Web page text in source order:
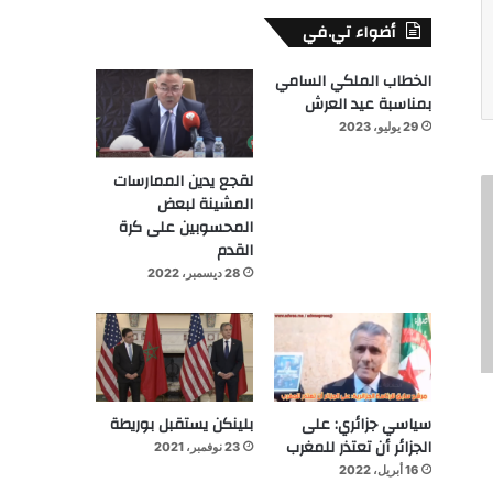
أضواء تي.في
الخطاب الملكي السامي
بمناسبة عيد العرش
29 يوليو، 2023
لقجع يدين الممارسات
المشينة لبعض
المحسوبين على كرة
القدم
28 ديسمبر، 2022
سياسي جزائري: على
الجزائر أن تعتذر للمغرب
16 أبريل، 2022
بلينكن يستقبل بوريطة
23 نوفمبر، 2021